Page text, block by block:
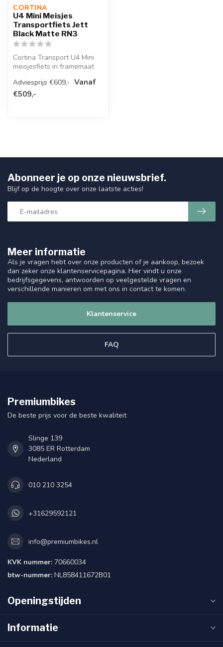
CORTINA
U4 Mini Meisjes
Transportfiets Jett
Black Matte RN3
Cortina Transport U4 Mini
meisjesfiets in framemaat
Mat...
Adviesprijs €609,- Vanaf
€509,-
Meer informatie
Als je vragen hebt over onze producten of je aankoop, bezoek
dan zeker onze klantenservicepagina. Hier vindt u onze
bedrijfsgegevens, antwoorden op veelgestelde vragen en
verschillende manieren om met ons in contact te komen.
Klantenservice
FAQ
Abonneer je op onze nieuwsbrief.
Blijf op de hoogte over onze laatste acties!
Premiumbikes
De beste prijs voor de beste kwaliteit
Slinge 139
3085 ER Rotterdam
Nederland
010 210 3254
+31629592121
info@premiumbikes.nl
KVK nummer: 70660034
btw-nummer: NL858411672B01
Openingstijden
Informatie